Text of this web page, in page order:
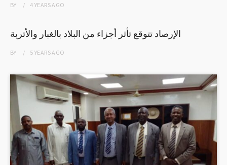
BY 4 YEARSAGO
الإرصاد تتوقع تأثر أجزاء من البلاد بالغبار والأتربة
BY 5 YEARSAGO